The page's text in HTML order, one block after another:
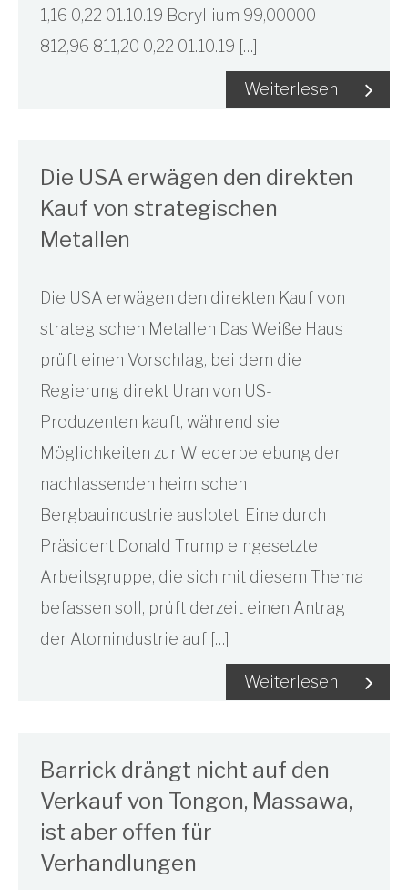
1,16 0,22 01.10.19 Beryllium 99,00000
812,96 811,20 0,22 01.10.19 […]
Weiterlesen
Die USA erwägen den direkten
Kauf von strategischen
Metallen
Die USA erwägen den direkten Kauf von
strategischen Metallen Das Weiße Haus
prüft einen Vorschlag, bei dem die
Regierung direkt Uran von US-
Produzenten kauft, während sie
Möglichkeiten zur Wiederbelebung der
nachlassenden heimischen
Bergbauindustrie auslotet. Eine durch
Präsident Donald Trump eingesetzte
Arbeitsgruppe, die sich mit diesem Thema
befassen soll, prüft derzeit einen Antrag
der Atomindustrie auf […]
Weiterlesen
Barrick drängt nicht auf den
Verkauf von Tongon, Massawa,
ist aber offen für
Verhandlungen